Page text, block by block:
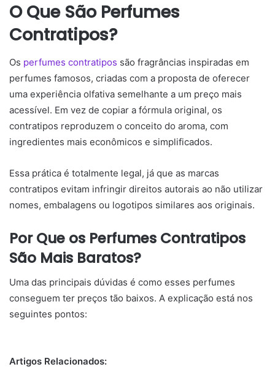
O Que São Perfumes
Contratipos?
Os perfumes contratipos são fragrâncias inspiradas em
perfumes famosos, criadas com a proposta de oferecer
uma experiência olfativa semelhante a um preço mais
acessível. Em vez de copiar a fórmula original, os
contratipos reproduzem o conceito do aroma, com
ingredientes mais econômicos e simplificados.
Essa prática é totalmente legal, já que as marcas
contratipos evitam infringir direitos autorais ao não utilizar
nomes, embalagens ou logotipos similares aos originais.
Por Que os Perfumes Contratipos
São Mais Baratos?
Uma das principais dúvidas é como esses perfumes
conseguem ter preços tão baixos. A explicação está nos
seguintes pontos:
Artigos Relacionados: